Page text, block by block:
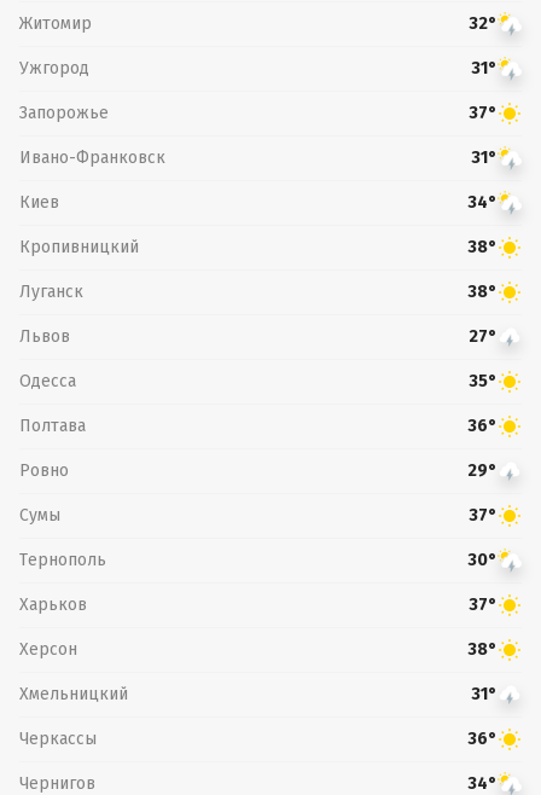
Житомир 32°
Ужгород 31°
Запорожье 37°
Ивано-Франковск 31°
Киев 34°
Кропивницкий 38°
Луганск 38°
Львов 27°
Одесса 35°
Полтава 36°
Ровно 29°
Сумы 37°
Тернополь 30°
Харьков 37°
Херсон 38°
Хмельницкий 31°
Черкассы 36°
Чернигов 34°